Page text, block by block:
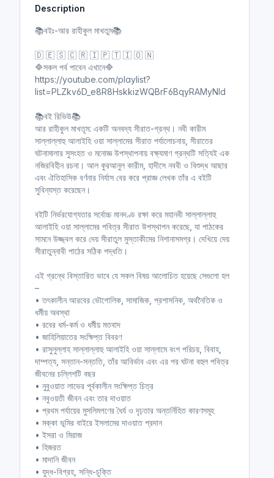
c
n
Description
📚বইঃ-আর রাহীকুল মাখতুম📚
🇩 🇪 🇸 🇨 🇷 🇮 🇵 🇹 🇮 🇴 🇳
🔷সকল পর্ব পাবেন এখানে🔷
https://youtube.com/playlist?
list=PLZkv6D_e8R8HskkizWQBrF6BqyRAMyNld
📚বই রিভিউ📚
আর রাহীকুল মাখতূম: একটি অনবদ্য সীরাত-গ্রন্থ। নবী কারীম
সাল্লাল্লাহু আলাইহি ওয়া সাল্লামের সীরাত পর্যালোচনায়, সীরাতের
ঘটনামালার সুসংহত ও মনোজ্ঞ উপস্থাপনায় বক্ষ্যমাণ গ্রন্থটি সত্যিই এক
নজিরবিহীন রচনা। আল কুরআনুল কারীম, হাদীসে নববী ও বিশুদ্ধ আছার
এবং ঐতিহাসিক বর্ণনার নির্যাস বের করে প্রাজ্ঞ লেখক তাঁর এ বইটি
সুবিন্যস্ত করেছেন।
বইটি নির্ভরযোগ্যতার সর্বোচ্চ মানদণ্ড রক্ষা করে মহানবী সাল্লাল্লাহু
আলাইহি ওয়া সাল্লামের পবিত্র সীরাত উপস্থাপন করেছে, যা পাঠকের
সামনে উজ্জ্বল করে দেয় সীরাতুল মুস্তাকীমের নিশানাসমগ্র। দেখিয়ে দেয়
সীরাতুন্নাবী পাঠের সঠিক পদ্ধতি।
এই গ্রন্থে বিস্তারিত ভাবে যে সকল বিষয় আলোচিত হয়েছে সেগুলো হল
–
• তৎকালীন আরবের ভৌগোলিক, সামাজিক, প্রশাসনিক, অর্থনৈতিক ও
ধর্মীয় অবস্থা
• রবের ধর্ম-কর্ম ও ধর্মীয় মতবাদ
• জাহিলিয়াতের সংক্ষিপ্ত বিবরণ
• রাসুলুল্লাহ সাল্লাল্লাহু আলাইহি ওয়া সাল্লামে বংশ পরিচয়, বিবাহ,
দাম্পত্য, সন্তান-সন্ততি, তাঁর আবির্ভাব এবং এর পর ঘটনা বহুল পবিত্র
জীবনের চল্লিশটি বছর
• নুবুওয়াত লাভের পূর্বকালীন সংক্ষিপ্ত চিত্র
• নবুওয়তী জীবন এবং তার দাওয়াত
• প্রথম পর্যায়ের মুসলিমগণের ধৈর্য ও দৃঢ়তার অন্তর্নিহিত কারণসমূহ
• মক্কা ভূমির বাইরে ইসলামের দাওয়াত প্রদান
• ইসরা ও মিরাজ
• হিজরত
• মাদানি জীবন
• যুদ্ধ-বিগ্রহ, সন্ধি-চুক্তি